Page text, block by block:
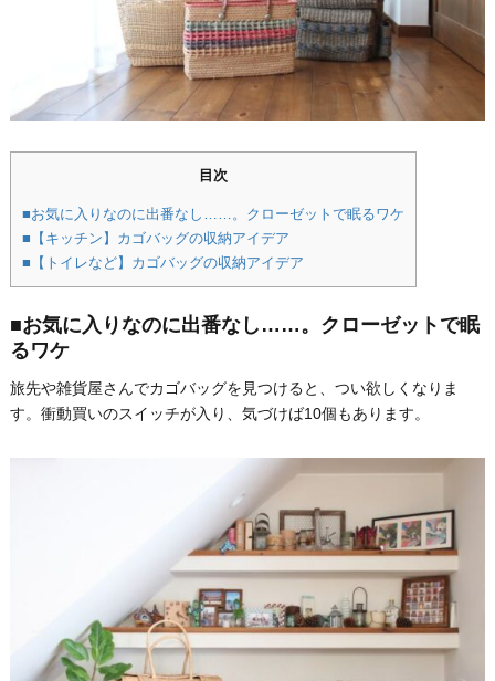
目次
■お気に入りなのに出番なし……。クローゼットで眠るワケ
■【キッチン】カゴバッグの収納アイデア
■【トイレなど】カゴバッグの収納アイデア
■お気に入りなのに出番なし……。クローゼットで眠
るワケ
旅先や雑貨屋さんでカゴバッグを見つけると、つい欲しくなりま
す。衝動買いのスイッチが入り、気づけば10個もあります。